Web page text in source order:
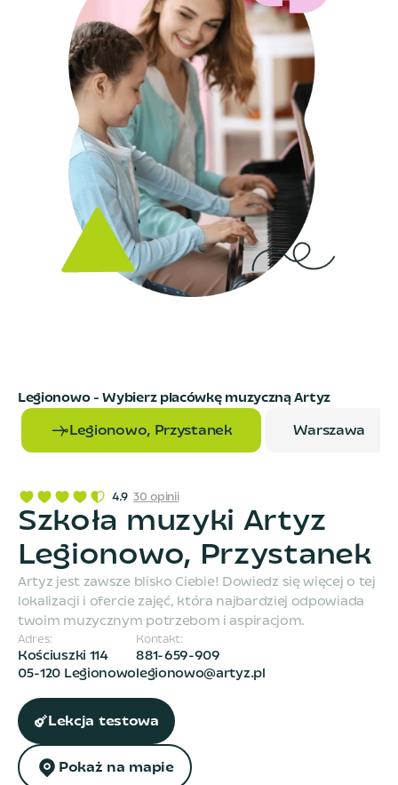
Legionowo- Wybierz placówkę muzyczną Artyz
Legionowo, Przystanek Warszawa
4.9 30 opinii
Szkoła muzyki Artyz
Legionowo, Przystanek
Artyz jest zawsze blisko Ciebie! Dowiedz się więcej o tej
lokalizacji i ofercie zajęć, która najbardziej odpowiada
twoim muzycznym potrzebom i aspiracjom.
Adres:
Kościuszki 114
05-120 Legionowo
Kontakt:
881-659-909
legionowo@artyz.pl
Lekcja testowa
Pokaż na mapie